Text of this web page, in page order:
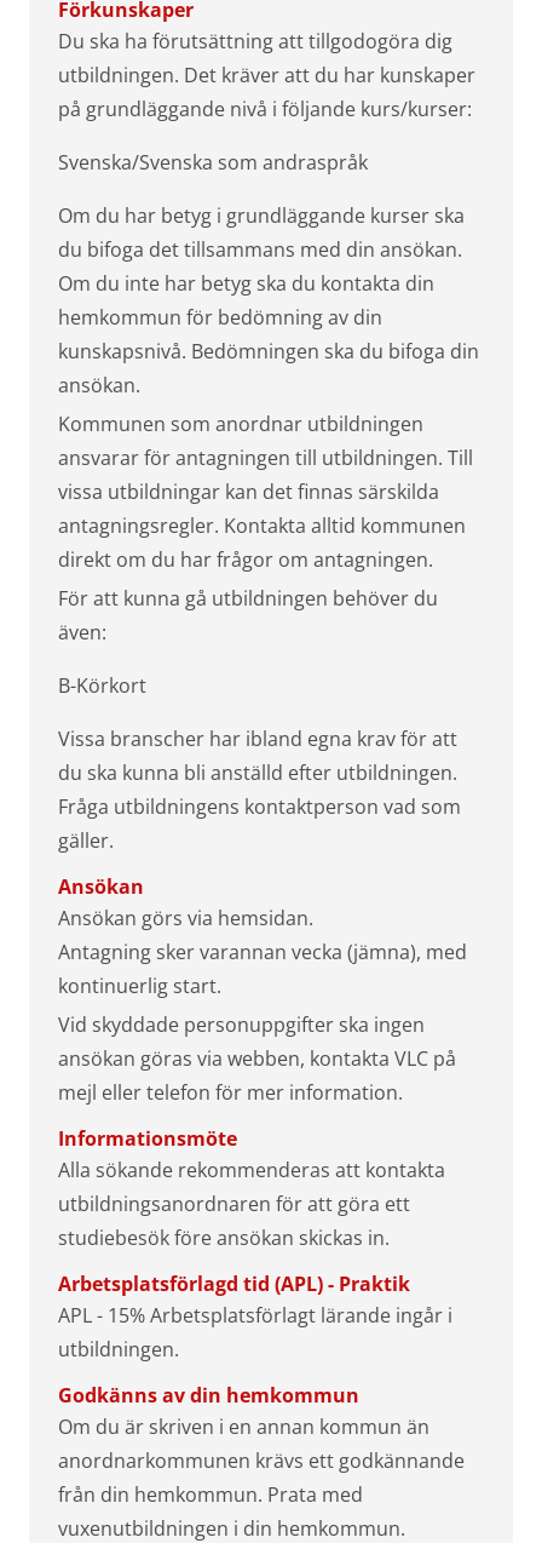
Förkunskaper
Du ska ha förutsättning att tillgodogöra dig
utbildningen. Det kräver att du har kunskaper
på grundläggande nivå i följande kurs/kurser:
Svenska/Svenska som andraspråk
Om du har betyg i grundläggande kurser ska
du bifoga det tillsammans med din ansökan.
Om du inte har betyg ska du kontakta din
hemkommun för bedömning av din
kunskapsnivå. Bedömningen ska du bifoga din
ansökan.
Kommunen som anordnar utbildningen
ansvarar för antagningen till utbildningen. Till
vissa utbildningar kan det finnas särskilda
antagningsregler. Kontakta alltid kommunen
direkt om du har frågor om antagningen.
För att kunna gå utbildningen behöver du
även:
B-Körkort
Vissa branscher har ibland egna krav för att
du ska kunna bli anställd efter utbildningen.
Fråga utbildningens kontaktperson vad som
gäller.
Ansökan
Ansökan görs via hemsidan.
Antagning sker varannan vecka (jämna), med
kontinuerlig start.
Vid skyddade personuppgifter ska ingen
ansökan göras via webben, kontakta VLC på
mejl eller telefon för mer information.
Informationsmöte
Alla sökande rekommenderas att kontakta
utbildningsanordnaren för att göra ett
studiebesök före ansökan skickas in.
Arbetsplatsförlagd tid (APL) - Praktik
APL - 15% Arbetsplatsförlagt lärande ingår i
utbildningen.
Godkänns av din hemkommun
Om du är skriven i en annan kommun än
anordnarkommunen krävs ett godkännande
från din hemkommun. Prata med
vuxenutbildningen i din hemkommun.